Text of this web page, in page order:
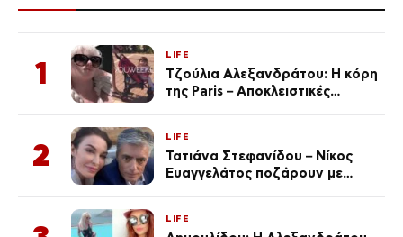
1
LIFE
Τζούλια Αλεξανδράτου: Η κόρη
της Paris – Αποκλειστικές
2
LIFE
Τατιάνα Στεφανίδου – Νίκος
Ευαγγελάτος ποζάρουν με
LIFE